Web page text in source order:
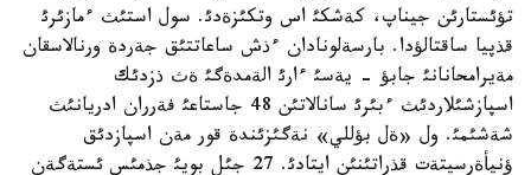
تؤئستارئن جيناپ، كةشكئ اس وتكئزةدئ. سول استئث ءمازئرئ
قذپيا ساقتالؤدا. بارسةلونادان ءذش ساعاتتئق جةردة ورنالاسقان
مةيرامحانانئ جابؤ - يةسئ ءارئ الةمدةگئ ةث ذزدئك
اسپازشئلاردئث ءبئرئ سانالاتئن 48 جاستاعئ فةرران ادريانئث
شةشئمئ. ول «ةل بؤللي» نةگئزئندة قور مةن اسپازدئق
ؤنيأةرسيتةت قذراتئنئن ايتادئ. 27 جئل بويئ جذمئس ئستةگةن